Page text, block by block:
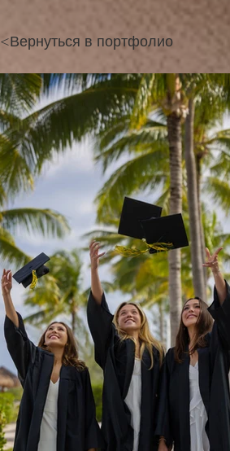
<Вернуться в портфолио